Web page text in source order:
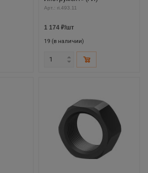
Арт.: ri.493.11
1 174₽/шт
19 (в наличии)